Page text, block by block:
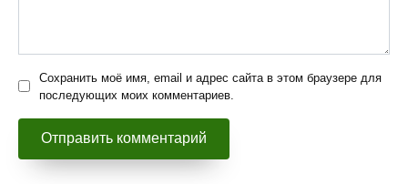
Сохранить моё имя, email и адрес сайта в этом браузере для
последующих моих комментариев.